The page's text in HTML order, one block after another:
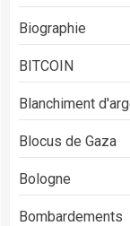
Biographie
BITCOIN
Blanchiment
Blocus de Gaza
Bologne
Bombardements